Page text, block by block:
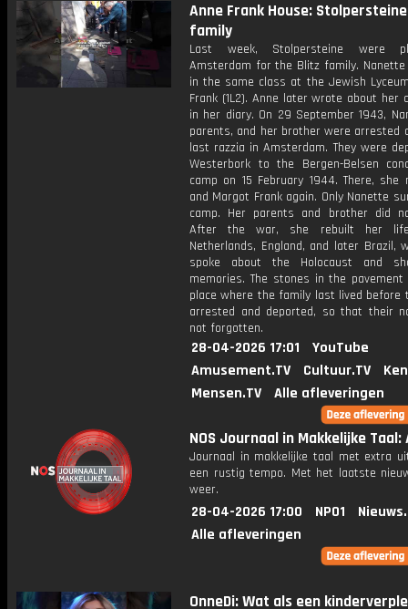
Anne Frank House:
family
Last week, Stolpersteine were
Amsterdam for the Blitz family.
in the same class at the Jewish
Frank (1L2). Anne later wrote about her
in her diary. On 29 September 1943,
parents, and her brother were arrested
last razzia in Amsterdam. They were
Westerbork to the Bergen-Belsen
camp on 15 February 1944. There, she
and Margot Frank again. Only Nanette
camp. Her parents and brother did
After the war, she rebuilt her
Netherlands, England, and later Brazil,
spoke about the Holocaust and
memories. The stones in the
place where the family last lived before
arrested and deported, so that their
not forgotten.
28-04-2026 17:01
YouTube
Amusement.TV
Cultuur.TV
Mensen.TV
Alle afleveringen
NOS Journaal in Makkelijke
Journaal in makkelijke taal met extra
een rustig tempo. Met het laatste
weer.
28-04-2026 17:00 NPO1
Alle afleveringen
OnneDi: Wat als een